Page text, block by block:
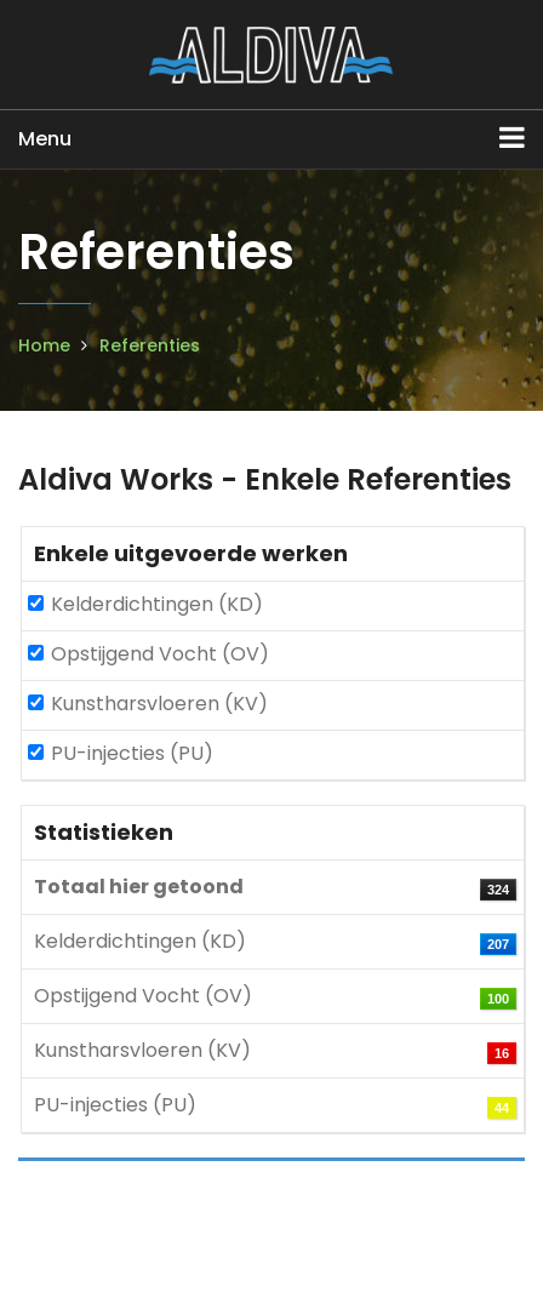
Menu
Referenties
Home Referenties
Aldiva Works - Enkele Referenties
Enkele uitgevoerde werken
Kelderdichtingen (KD)
Opstijgend Vocht (OV)
Kunstharsvloeren (KV)
PU-injecties (PU)
Statistieken
Totaal hier getoond 324
Kelderdichtingen (KD) 207
Opstijgend Vocht (OV) 100
Kunstharsvloeren (KV) 16
PU-injecties (PU) 44